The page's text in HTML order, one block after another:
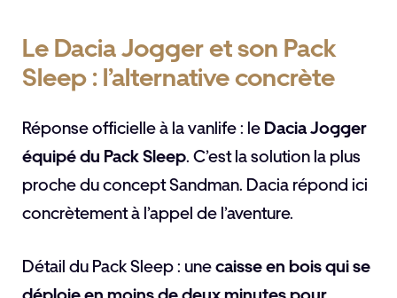
Le Dacia Jogger et son Pack
Sleep : l’alternative concrète
Réponse officielle à la vanlife : le Dacia Jogger
équipé du Pack Sleep. C’est la solution la plus
proche du concept Sandman. Dacia répond ici
concrètement à l’appel de l’aventure.
Détail du Pack Sleep : unecaisse en bois qui se